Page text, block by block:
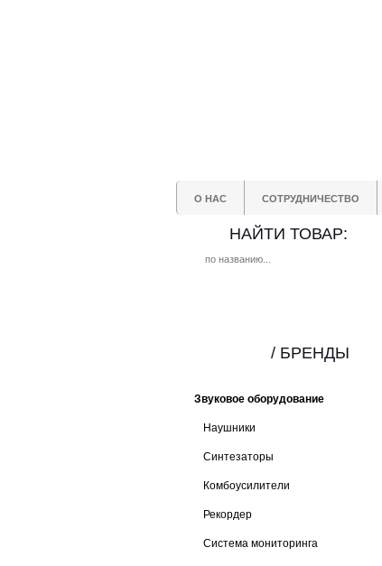
О НАС СОТРУДНИЧЕСТВО
НАЙТИ ТОВАР:
Звуковое оборудование
Наушники
Синтезаторы
Комбоусилители
Рекордер
Система мониторинга
/ БРЕНДЫ